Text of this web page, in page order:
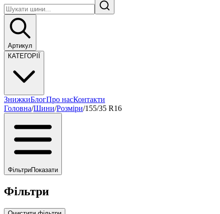
Артикул
КАТЕГОРІЇ
ЗнижкиБлогПро насКонтакти
Головна/Шини/Розміри/155/35 R16
ФільтриПоказати
Фільтри